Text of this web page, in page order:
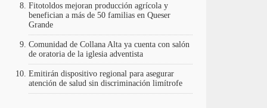
Fitotoldos mejoran producción agrícola y
benefician a más de 50 familias en Queser
Grande
Comunidad de Collana Alta ya cuenta con salón
de oratoria de la iglesia adventista
Emitirán dispositivo regional para asegurar
atención de salud sin discriminación limítrofe